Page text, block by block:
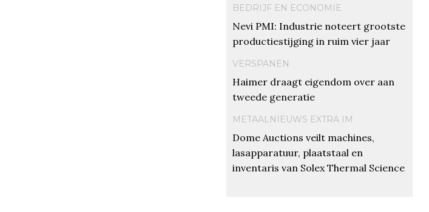
BEDRIJF EN ECONOMIE
Nevi PMI: Industrie noteert grootste
productiestijging in ruim vier jaar
VERSPANEN
Haimer draagt eigendom over aan
tweede generatie
METAALNIEUWS EXTRA IM
Dome Auctions veilt machines,
lasapparatuur, plaatstaal en
inventaris van Solex Thermal Science